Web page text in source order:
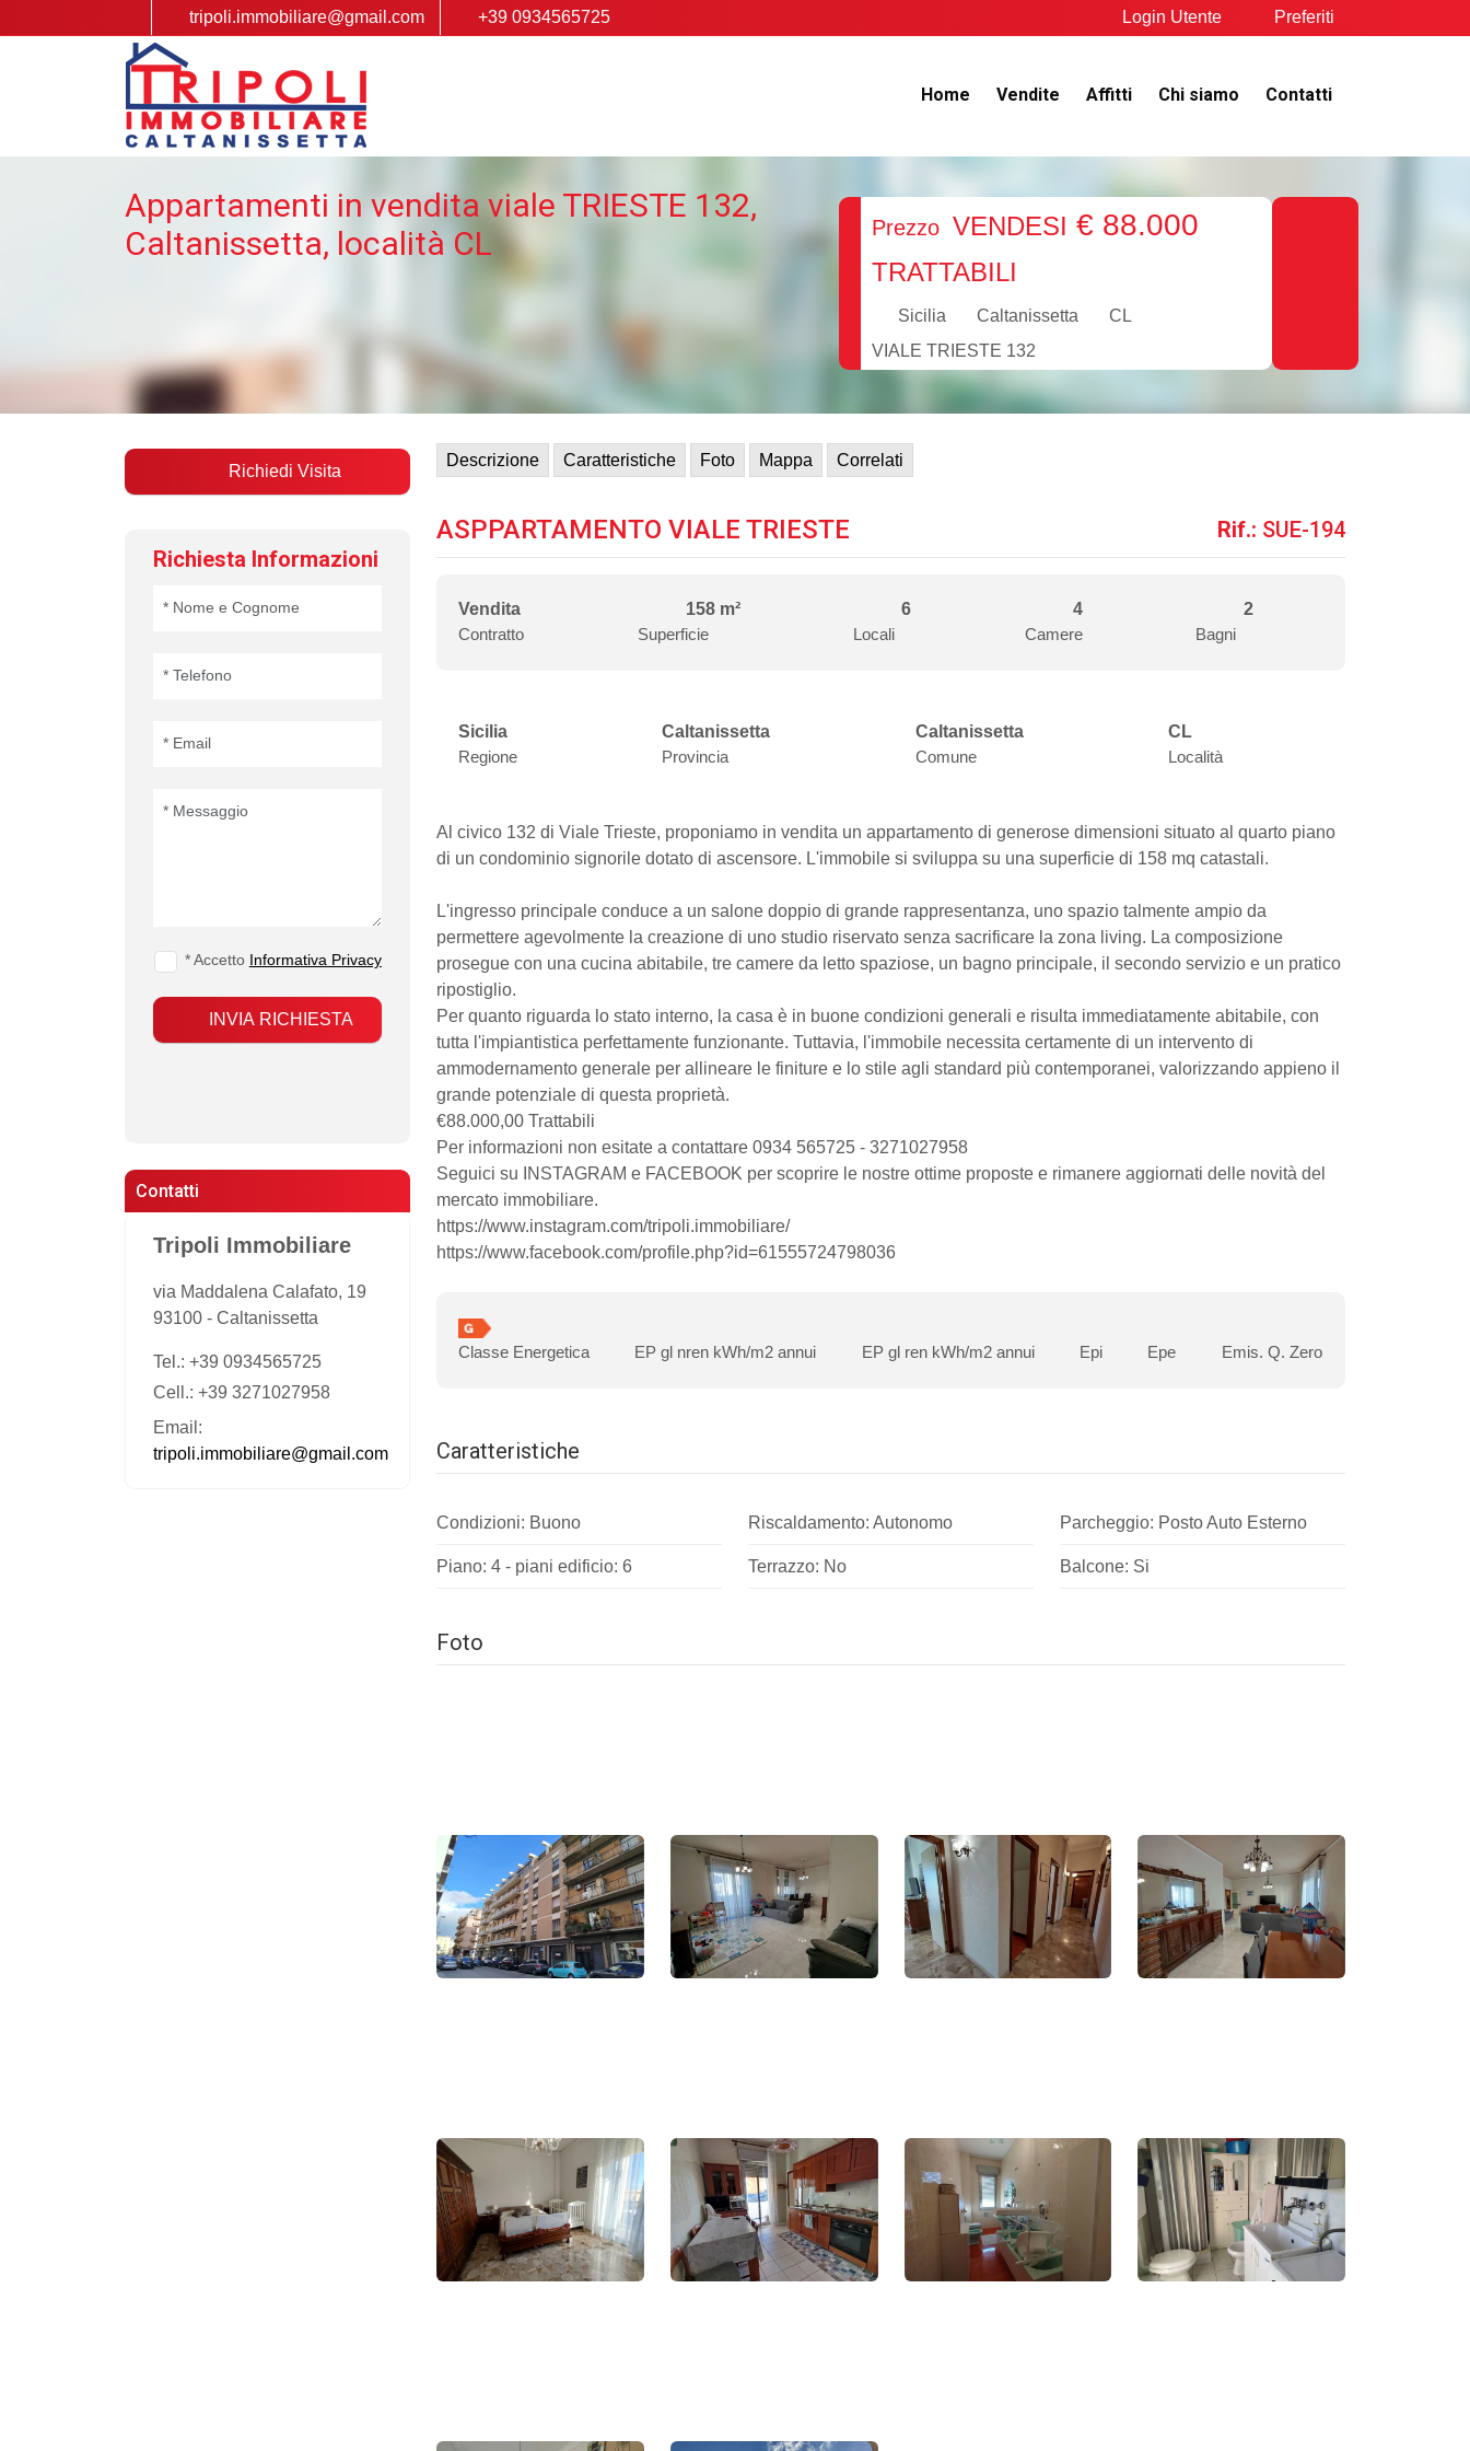
tripoli.immobiliare@gmail.com +39 0934565725 Login Utente Preferiti
Home Vendite Affitti Chi siamo Contatti
Appartamenti in vendita viale TRIESTE 132,
Caltanissetta, località CL
Prezzo VENDESI € 88.000
TRATTABILI
Sicilia Caltanissetta
CL
VIALE TRIESTE 132
Descrizione Caratteristiche Foto Mappa Correlati
ASPPARTAMENTO VIALE TRIESTE Rif.: SUE-194
Vendita
Contratto
158 m²
Superficie
6
Locali
4
Camere
2
Bagni
Sicilia
Regione
Caltanissetta
Provincia
Caltanissetta
Comune
CL
Località
Al civico 132 di Viale Trieste, proponiamo in vendita un appartamento di generose dimensioni situato al quarto piano
di un condominio signorile dotato di ascensore. L'immobile si sviluppa su una superficie di 158 mq catastali.
​L'ingresso principale conduce a un salone doppio di grande rappresentanza, uno spazio talmente ampio da
permettere agevolmente la creazione di uno studio riservato senza sacrificare la zona living. La composizione
prosegue con una cucina abitabile, tre camere da letto spaziose, un bagno principale, il secondo servizio e un pratico
ripostiglio.
​Per quanto riguarda lo stato interno, la casa è in buone condizioni generali e risulta immediatamente abitabile, con
tutta l'impiantistica perfettamente funzionante. Tuttavia, l'immobile necessita certamente di un intervento di
ammodernamento generale per allineare le finiture e lo stile agli standard più contemporanei, valorizzando appieno il
grande potenziale di questa proprietà.
€88.000,00 Trattabili
Per informazioni non esitate a contattare 0934 565725 - 3271027958
Seguici su INSTAGRAM e FACEBOOK per scoprire le nostre ottime proposte e rimanere aggiornati delle novità del
mercato immobiliare.
https://www.instagram.com/tripoli.immobiliare/
https://www.facebook.com/profile.php?id=61555724798036
Classe Energetica EP gl nren kWh/m2 annui EP gl renkWh/m2 annui Epi Epe Emis. Q. Zero
Caratteristiche
Condizioni: Buono Riscaldamento: Autonomo Parcheggio: Posto Auto Esterno
Piano: 4 - piani edificio: 6 Terrazzo: No Balcone: Si
Foto
Richiedi Visita
Richiesta Informazioni
* Accetto Informativa Privacy
INVIA RICHIESTA
Contatti
Tripoli Immobiliare
via Maddalena Calafato, 19
93100 - Caltanissetta
Tel.: +39 0934565725
Cell.: +39 3271027958
Email:
tripoli.immobiliare@gmail.com